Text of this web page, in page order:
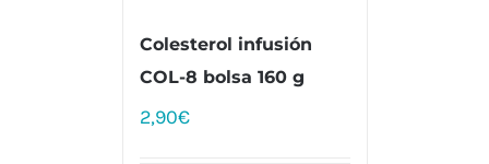
Colesterol infusión
COL-8 bolsa 160 g
2,90€